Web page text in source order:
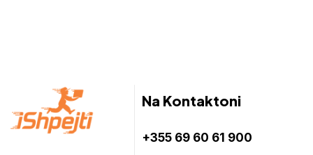
Na Kontaktoni
+355 69 60 61 900